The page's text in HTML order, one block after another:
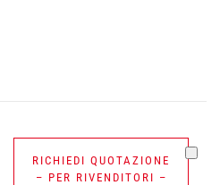
RICHIEDI QUOTAZIONE
– PER RIVENDITORI –